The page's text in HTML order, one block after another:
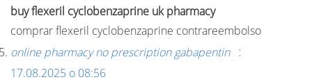
buy flexeril cyclobenzaprine uk pharmacy
comprar flexeril cyclobenzaprine contrareembolso
online pharmacy no prescription gabapentin :
17.08.2025 о 08:56